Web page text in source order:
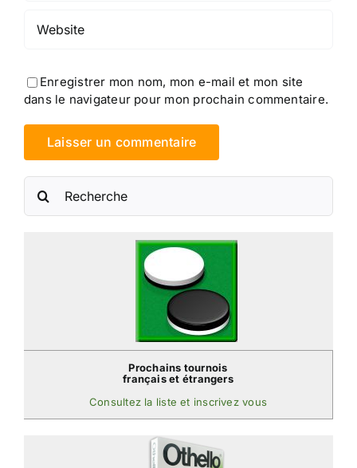
Enregistrer mon nom, mon e-mail et mon site
dans le navigateur pour mon prochain commentaire.
Rechercher:
Prochains tournois
français et étrangers
Consultez la liste et inscrivez vous